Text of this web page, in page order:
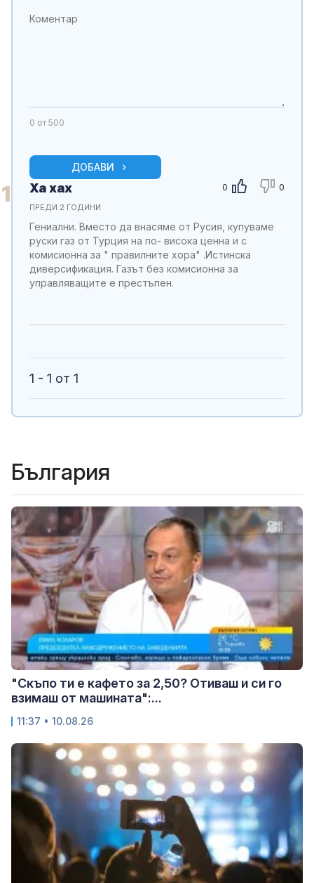
0 от 500
ДОБАВИ
1 0 0
Ха хах
ПРЕДИ 2 ГОДИНИ
Гениални. Вместо да внасяме от Русия, купуваме
руски газ от Турция на по- висока ценна и с
комисионна за " правилните хора" .Истинска
диверсификация. Газът без комисионна за
управляващите е престъпен.
1 - 1 от 1
България
"Скъпо ти е кафето за 2,50? Отиваш и си го
взимаш от машината":...
11:37 • 10.08.26